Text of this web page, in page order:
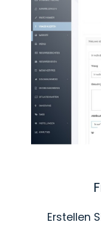
Erstellen